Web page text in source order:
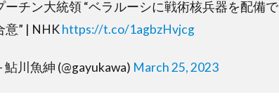
ーチン大統領 “ベラルーシに戦術核兵器を配備で
意” | NHKhttps://t.co/1agbzHvjcg
鮎川魚紳 (@gayukawa) March 25, 2023